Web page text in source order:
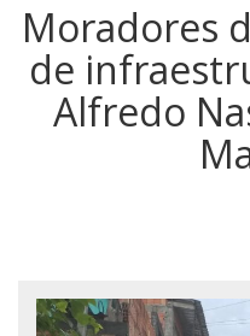
Moradores
de
Alfredo